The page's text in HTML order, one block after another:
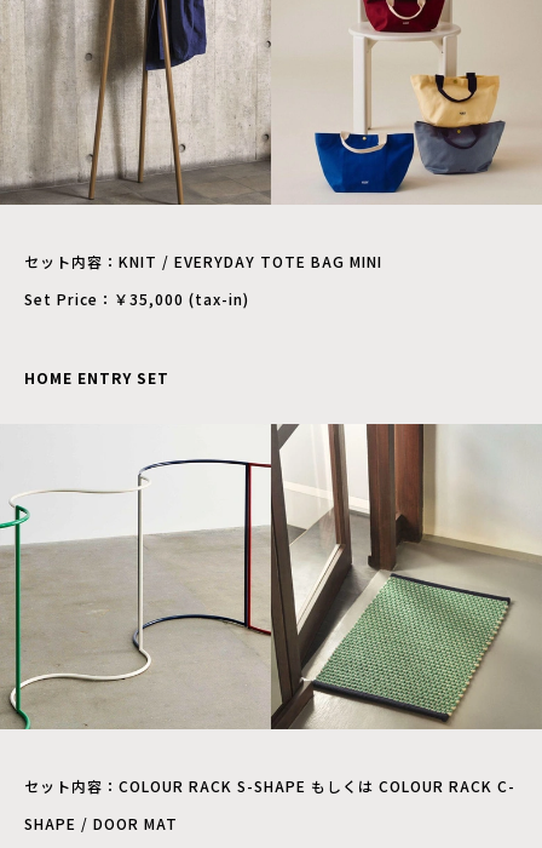
セット内容：KNIT / EVERYDAY TOTE BAG MINI
Set Price：￥35,000 (tax-in)
HOME ENTRY SET
セット内容：COLOUR RACK S-SHAPE もしくは COLOUR RACK C-
SHAPE / DOOR MAT